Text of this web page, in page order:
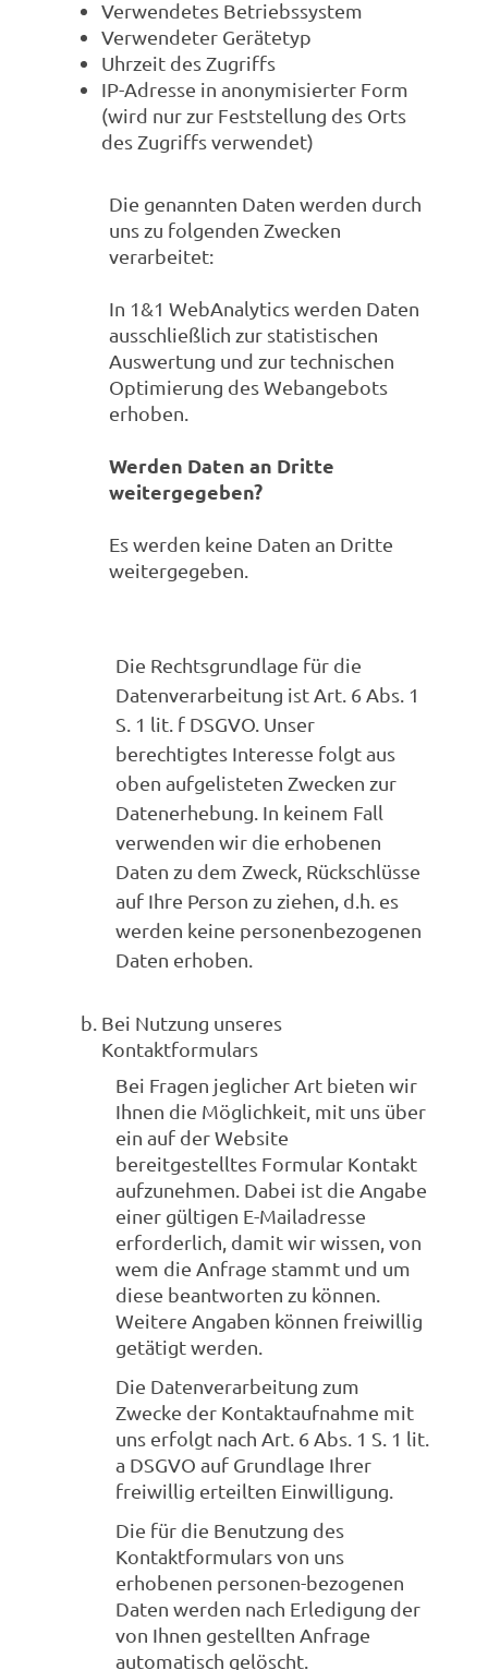
Verwendetes Betriebssystem
Verwendeter Gerätetyp
Uhrzeit des Zugriffs
IP-Adresse in anonymisierter Form
(wird nur zur Feststellung des Orts
des Zugriffs verwendet)
Die genannten Daten werden durch
uns zu folgenden Zwecken
verarbeitet:
In 1&1 WebAnalytics werden Daten
ausschließlich zur statistischen
Auswertung und zur technischen
Optimierung des Webangebots
erhoben.
Werden Daten an Dritte
weitergegeben?
Es werden keine Daten an Dritte
weitergegeben.
Die Rechtsgrundlage für die
Datenverarbeitung ist Art. 6 Abs. 1
S. 1 lit. f DSGVO. Unser
berechtigtes Interesse folgt aus
oben aufgelisteten Zwecken zur
Datenerhebung. In keinem Fall
verwenden wir die erhobenen
Daten zu dem Zweck, Rückschlüsse
auf Ihre Person zu ziehen, d.h. es
werden keine personenbezogenen
Daten erhoben.
Bei Nutzung unseres
Kontaktformulars
Bei Fragen jeglicher Art bieten wir
Ihnen die Möglichkeit, mit uns über
ein auf der Website
bereitgestelltes Formular Kontakt
aufzunehmen. Dabei ist die Angabe
einer gültigen E-Mailadresse
erforderlich, damit wir wissen, von
wem die Anfrage stammt und um
diese beantworten zu können.
Weitere Angaben können freiwillig
getätigt werden.
Die Datenverarbeitung zum
Zwecke der Kontaktaufnahme mit
uns erfolgt nach Art. 6 Abs. 1 S. 1 lit.
a DSGVO auf Grundlage Ihrer
freiwillig erteilten Einwilligung.
Die für die Benutzung des
Kontaktformulars von uns
erhobenen personen-bezogenen
Daten werden nach Erledigung der
von Ihnen gestellten Anfrage
automatisch gelöscht.